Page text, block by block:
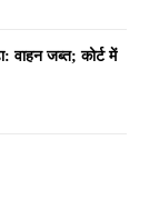
वाहन जब्त; कोर्ट में